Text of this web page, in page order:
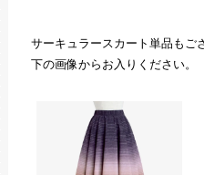
サーキュラースカート単品もご
下の画像からお入りください。